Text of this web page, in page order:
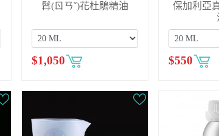
髥(ㄖㄢˇ)花杜鵑精油
$1,050
保加利亞
$550